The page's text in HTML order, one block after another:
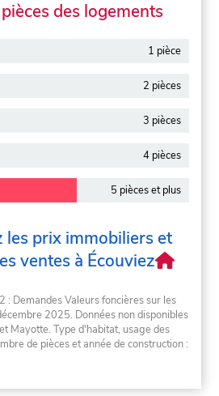
des logements
1 pièce
2 pièces
3 pièces
4 pièces
5 pièces et plus
les prix immobiliers et
ventes à Écouviez
: Demandes Valeurs foncières sur les
2025. Données non disponibles
Mayotte. Type d'habitat, usage des
de pièces et année de construction :